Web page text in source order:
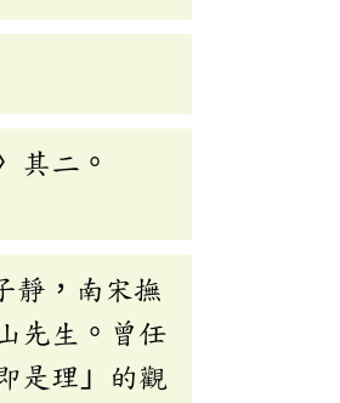
其二。
靜，南宋撫
先生。曾任
是理」的觀